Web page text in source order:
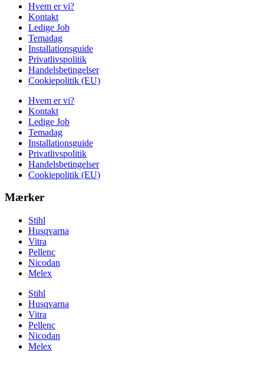
Hvem er vi?
Kontakt
Ledige Job
Temadag
Installationsguide
Privatlivspolitik
Handelsbetingelser
Cookiepolitik (EU)
Hvem er vi?
Kontakt
Ledige Job
Temadag
Installationsguide
Privatlivspolitik
Handelsbetingelser
Cookiepolitik (EU)
Mærker
Stihl
Husqvarna
Vitra
Pellenc
Nicodan
Melex
Stihl
Husqvarna
Vitra
Pellenc
Nicodan
Melex